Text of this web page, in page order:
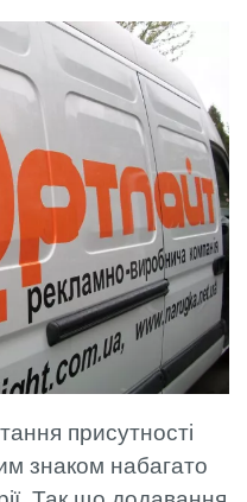
присутності
знаком набагато